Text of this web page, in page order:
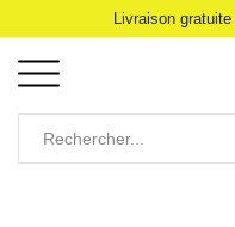
Livraison